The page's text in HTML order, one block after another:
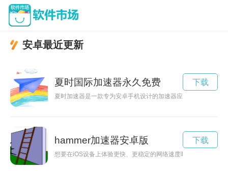
安卓最近更新
夏时国际加速器永久免费
夏时加速器是一款专为安卓手机设计的加速器应用，可以帮助
下载
hammer加速器安卓版
想要在iOS设备上体验更快、更稳定的网络速度吗？不妨试试
下载